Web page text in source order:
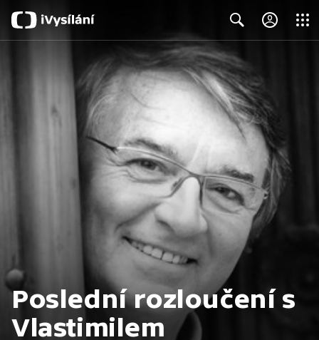
Search
Poslední rozloučení s
Vlastimilem